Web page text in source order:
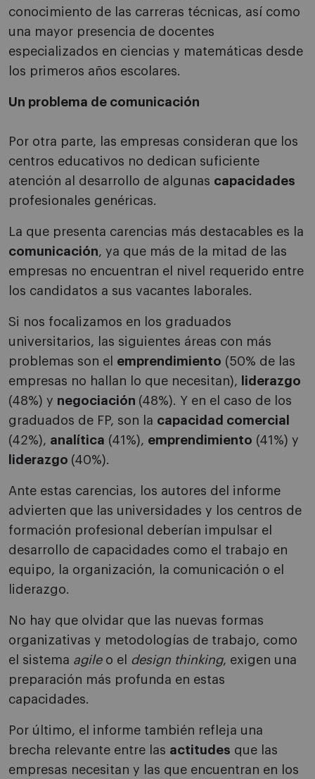
conocimiento de las carreras técnicas, así como
una mayor presencia de docentes
especializados en ciencias y matemáticas desde
los primeros años escolares.
Un problema de comunicación
Por otra parte, las empresas consideran que los
centros educativos no dedican suficiente
atención al desarrollo de algunas capacidades
profesionales genéricas.
La que presenta carencias más destacables es la
comunicación, ya que más de la mitad de las
empresas no encuentran el nivel requerido entre
los candidatos a sus vacantes laborales.
Si nos focalizamos en los graduados
universitarios, las siguientes áreas con más
problemas son el emprendimiento (50% de las
empresas no hallan lo que necesitan),
liderazgo
(48%) y negociación (48%). Y en el caso de los
graduados de FP, son la capacidad comercial
(42%), analítica (41%), emprendimiento (41%) y
liderazgo (40%).
Ante estas carencias, los autores del informe
advierten que las universidades y los centros de
formación profesional deberían impulsar el
desarrollo de capacidades como el trabajo en
equipo, la organización, la comunicación o el
liderazgo.
No hay que olvidar que las nuevas formas
organizativas y metodologías de trabajo, como
el sistema agileo el design thinking, exigen una
preparación más profunda en estas
capacidades.
Por último, el informe también refleja una
brecha relevante entre las actitudes que las
empresas necesitan y las que encuentran en los